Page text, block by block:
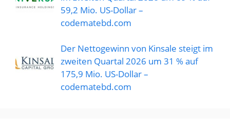
59,2 Mio. US-Dollar –
codematebd.com
Der Nettogewinn von Kinsale steigt im
zweiten Quartal 2026 um 31 % auf
175,9 Mio. US-Dollar –
codematebd.com